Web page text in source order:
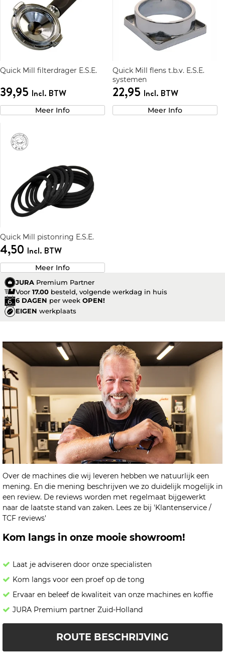
Quick Mill filterdrager E.S.E.
39,95 Incl. BTW
Meer Info
Quick Mill flens t.b.v. E.S.E.
systemen
22,95 Incl. BTW
Meer Info
Quick Mill pistonring E.S.E.
4,50 Incl. BTW
Meer Info
JURA Premium Partner
Voor 17.00 besteld, volgende werkdag in huis
6 DAGEN per week OPEN!
EIGEN werkplaats
Over de machines die wij leveren hebben we natuurlijk een
mening. En die mening beschrijven we zo duidelijk mogelijk in
een review. De reviews worden met regelmaat bijgewerkt
naar de laatste stand van zaken. Lees ze bij 'Klantenservice /
TCF reviews'
Kom langs in onze mooie showroom!
Laat je adviseren door onze specialisten
Kom langs voor een proef op de tong
Ervaar en beleef de kwaliteit van onze machines en koffie
JURA Premium partner Zuid-Holland
ROUTE BESCHRIJVING